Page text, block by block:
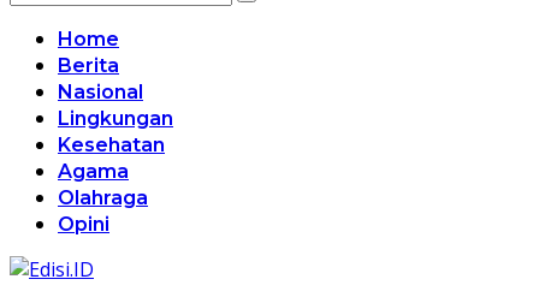
Home
Berita
Nasional
Lingkungan
Kesehatan
Agama
Olahraga
Opini